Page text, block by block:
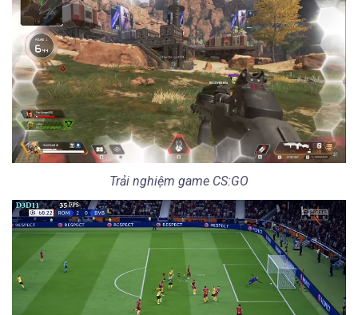
Trải nghiệm game CS:GO